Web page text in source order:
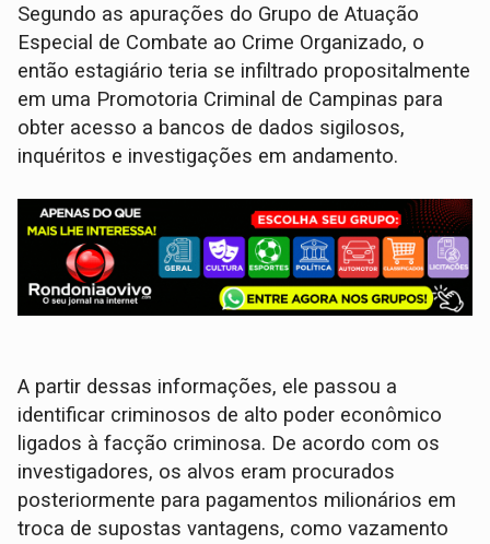
Segundo as apurações do Grupo de Atuação
Especial de Combate ao Crime Organizado, o
então estagiário teria se infiltrado propositalmente
em uma Promotoria Criminal de Campinas para
obter acesso a bancos de dados sigilosos,
inquéritos e investigações em andamento.
A partir dessas informações, ele passou a
identificar criminosos de alto poder econômico
ligados à facção criminosa. De acordo com os
investigadores, os alvos eram procurados
posteriormente para pagamentos milionários em
troca de supostas vantagens, como vazamento